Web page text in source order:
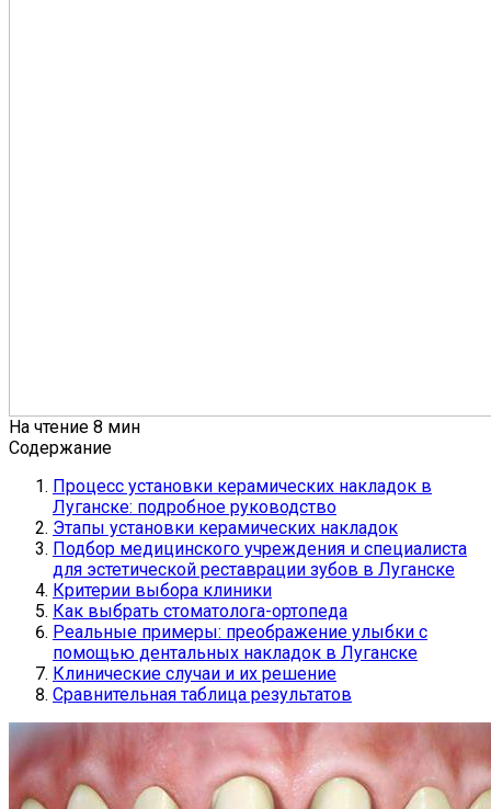
На чтение 8 мин
Содержание
Процесс установки керамических накладок в
Луганске: подробное руководство
Этапы установки керамических накладок
Подбор медицинского учреждения и специалиста
для эстетической реставрации зубов в Луганске
Критерии выбора клиники
Как выбрать стоматолога-ортопеда
Реальные примеры: преображение улыбки с
помощью дентальных накладок в Луганске
Клинические случаи и их решение
Сравнительная таблица результатов